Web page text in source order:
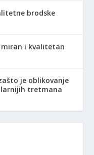
brodske
miran i kvalitetan
je oblikovanje
tretmana